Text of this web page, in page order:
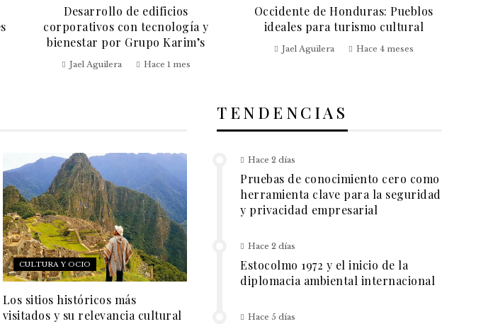
Desarrollo de edificios
corporativos con tecnología y
bienestar por Grupo Karim’s
Jael Aguilera Hace 1 mes
Occidente de Honduras: Pueblos
ideales para turismo cultural
Jael Aguilera Hace 4 meses
CULTURA Y OCIO
Los sitios históricos más
visitados y su relevancia cultural
TENDENCIAS
Hace 2 días
Pruebas de conocimiento cero como
herramienta clave para la seguridad
y privacidad empresarial
Hace 2 días
Estocolmo 1972 y el inicio de la
diplomacia ambiental internacional
Hace 5 días